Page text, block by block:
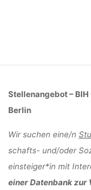
Stellenangebot –
Berlin
Wir suchen eine/n
schafts­- und/oder
ein­stei­ger*in mit
einer Daten­ban­k